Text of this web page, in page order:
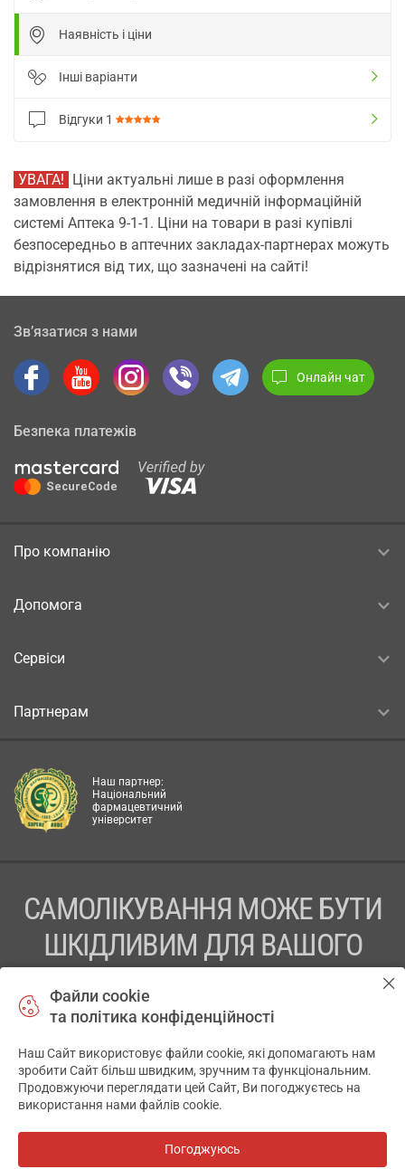
Наявність і ціни
Інші варіанти
Відгуки 1
УВАГА! Ціни актуальні лише в разі оформлення
замовлення в електронній медичній інформаційній
системі Аптека 9-1-1. Ціни на товари в разі купівлі
безпосередньо в аптечних закладах-партнерах можуть
відрізнятися від тих, що зазначені на сайті!
Зв’язатися з нами
Онлайн чат
Безпека платежів
Про компанію
Допомога
Сервіси
Партнерам
Наш партнер:
Національний
фармацевтичний
університет
САМОЛІКУВАННЯ МОЖЕ БУТИ
ШКІДЛИВИМ ДЛЯ ВАШОГО
ПЕРЕД ЗАСТОСУВАННЯМ ПРЕПАРАТУ ПРОКОНСУЛЬТУЙТЕСЬ
ТОВ «АПТЕКА 911.ЮА» Код ЄДРПОУ 43631965.
Відмова від відповідальності
© 2014-2026. Медична інформаційна система АПТЕКА911.ЮА
Файли cookie
та політика конфіденційності
Наш Сайт використовує файли cookie, які допомагають нам
зробити Сайт більш швидким, зручним та функціональним.
Продовжуючи переглядати цей Сайт, Ви погоджуєтесь на
використання нами файлів cookie.
Погоджуюсь
✕